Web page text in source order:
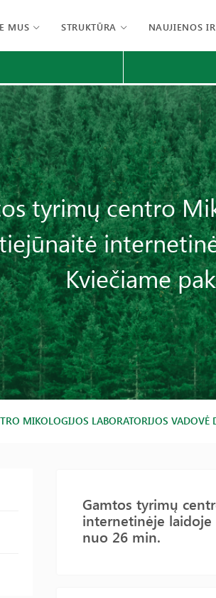
MUS STRUKTŪRA NAUJIENOS
tyrimų centro
Kviečiame
MIKOLOGIJOS LABORATORIJOS
Gamtos tyrimų
internetinėje laidoje
nuo 26 min.